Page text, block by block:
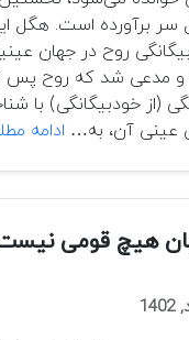
سر برآورده است. هگل
روح در جهان
و مدعی شد که روح پس
(از خودبیگانگی) با
عینی آن، به… ادامه
هیچ قومی